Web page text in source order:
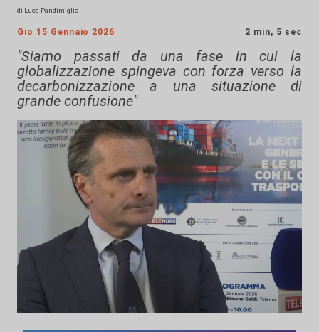
di Luca Pandimiglio
Gio 15 Gennaio 2026 2 min, 5 sec
"Siamo passati da una fase in cui la
globalizzazione spingeva con forza verso la
decarbonizzazione a una situazione di
grande confusione"